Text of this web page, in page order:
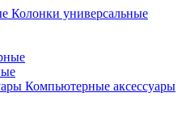
Колонки универсальные
Компьютерные аксессуары